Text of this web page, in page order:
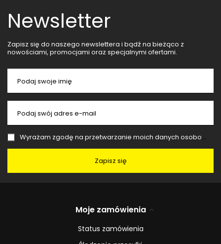
Newsletter
Zapisz się do naszego newslettera i bądź na bieżąco z
nowościami, promocjami oraz specjalnymi ofertami.
Podaj swoje imię
Podaj swój adres e-mail
Wyrażam zgodę na przetwarzanie moich danych osobowych (adres e-mail) na potrzeby wysyłki newslettera z informacją handlową (marketing). Więcej w
Zapisz się
Moje zamówienia
Status zamówienia